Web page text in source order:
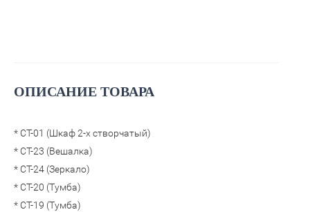
ОПИСАНИЕ ТОВАРА
* СТ-01 (Шкаф 2-х створчатый)
* СТ-23 (Вешалка)
* СТ-24 (Зеркало)
* СТ-20 (Тумба)
* СТ-19 (Тумба)